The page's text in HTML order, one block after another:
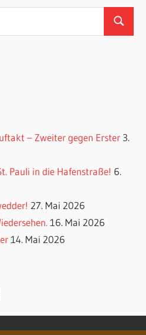
Suchen
– Zweiter gegen Erster 3.
Pauli in die Hafenstraße! 6.
27. Mai 2026
16. Mai 2026
14. Mai 2026